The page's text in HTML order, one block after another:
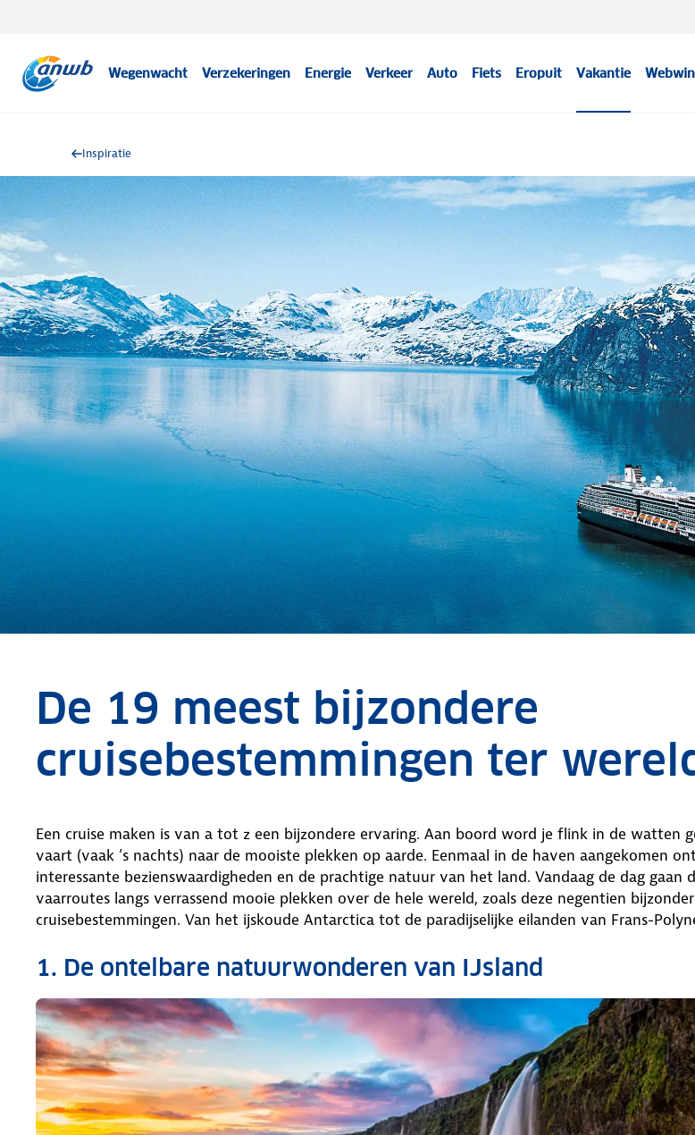
Wegenwacht Verzekeringen Energie Verkeer Auto Fiets Eropuit Vakantie
Inspiratie
De 19 meest bijzondere
cruisebestemmingen ter
Een cruise maken is van a tot z een bijzondere ervaring. Aan boord word je flink in de watten
vaart (vaak ’s nachts) naar de mooiste plekken op aarde. Eenmaal in de haven aangekomen
interessante bezienswaardigheden en de prachtige natuur van het land. Vandaag de dag gaan
vaarroutes langs verrassend mooie plekken over de hele wereld, zoals deze negentien
cruisebestemmingen. Van het ijskoude Antarctica tot de paradijselijke eilanden van Frans-
1. De ontelbare natuurwonderen van IJsland